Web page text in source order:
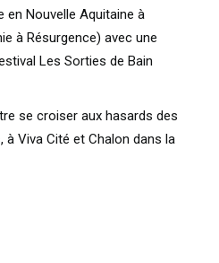
en Nouvelle Aquitaine à
à Résurgence) avec une
Les Sorties de Bain
se croiser aux hasards des
Viva Cité et Chalon dans la